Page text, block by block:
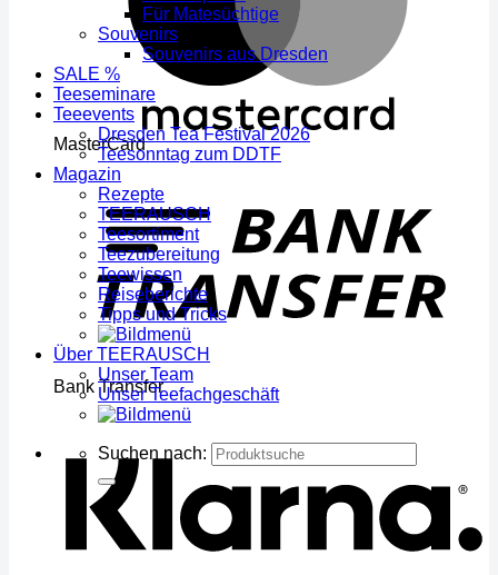
MasterCard
Bank Transfer
Für Matesüchtige
Souvenirs
Souvenirs aus Dresden
SALE %
Teeseminare
Teeevents
Dresden Tea Festival 2026
Teesonntag zum DDTF
Magazin
Rezepte
TEERAUSCH
Teesortiment
Teezubereitung
Teewissen
Reiseberichte
Tipps und Tricks
Über TEERAUSCH
Unser Team
Unser Teefachgeschäft
Suchen nach: